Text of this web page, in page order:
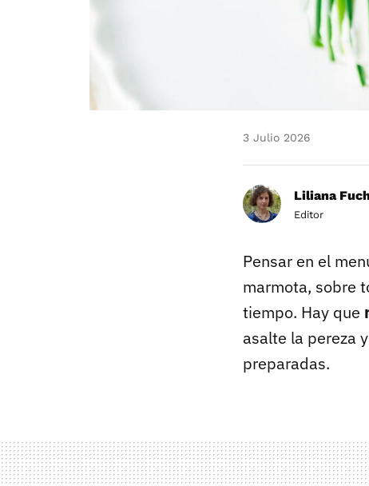
3 Julio 2026
Liliana
Editor
Pensar en el
marmota, sobre
tiempo. Hay que
asalte la pereza
preparadas.